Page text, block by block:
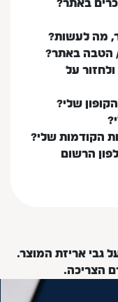
באתר?
מה לעשות?
/ הטבה באתר?
על
שלי?
הקודמות שלי?
הרשום
גבי אריזת המוצר.
הצריכה.